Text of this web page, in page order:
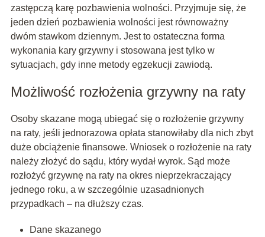
zastępczą karę pozbawienia wolności. Przyjmuje się, że
jeden dzień pozbawienia wolności jest równoważny
dwóm stawkom dziennym. Jest to ostateczna forma
wykonania kary grzywny i stosowana jest tylko w
sytuacjach, gdy inne metody egzekucji zawiodą.
Możliwość rozłożenia grzywny na raty
Osoby skazane mogą ubiegać się o rozłożenie grzywny
na raty, jeśli jednorazowa opłata stanowiłaby dla nich zbyt
duże obciążenie finansowe. Wniosek o rozłożenie na raty
należy złożyć do sądu, który wydał wyrok. Sąd może
rozłożyć grzywnę na raty na okres nieprzekraczający
jednego roku, a w szczególnie uzasadnionych
przypadkach – na dłuższy czas.
Dane skazanego